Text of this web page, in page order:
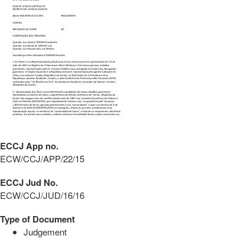
ECCJ App no.
ECW/CCJ/APP/22/15
ECCJ Jud No.
ECW/CCJ/JUD/16/16
Type of Document
Judgement